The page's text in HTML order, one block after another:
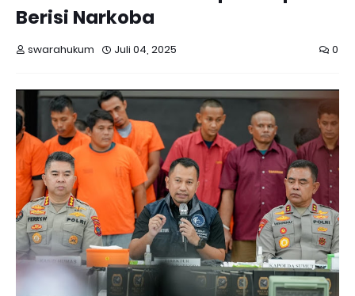
Berisi Narkoba
swarahukum Juli 04, 2025 0